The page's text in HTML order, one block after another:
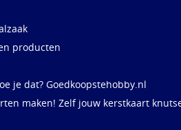
producten
je dat? Goedkoopstehobby.nl
maken! Zelf jouw kerstkaart